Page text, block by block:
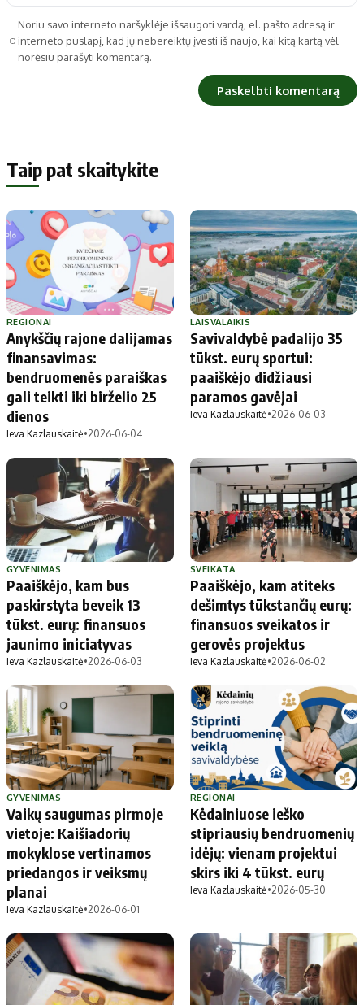
Noriu savo interneto naršyklėje išsaugoti vardą, el. pašto adresą ir
interneto puslapį, kad jų nebereiktų įvesti iš naujo, kai kitą kartą vėl
norėsiu parašyti komentarą.
Taip pat skaitykite
REGIONAI
Anykščių rajone dalijamas
finansavimas:
bendruomenės paraiškas
gali teikti iki birželio 25
dienos
Ieva Kazlauskaitė•2026-06-04
LAISVALAIKIS
Savivaldybė padalijo 35
tūkst. eurų sportui:
paaiškėjo didžiausi
paramos gavėjai
Ieva Kazlauskaitė•2026-06-03
GYVENIMAS
Paaiškėjo, kam bus
paskirstyta beveik 13
tūkst. eurų: finansuos
jaunimo iniciatyvas
Ieva Kazlauskaitė•2026-06-03
SVEIKATA
Paaiškėjo, kam atiteks
dešimtys tūkstančių eurų:
finansuos sveikatos ir
gerovės projektus
Ieva Kazlauskaitė•2026-06-02
GYVENIMAS
Vaikų saugumas pirmoje
vietoje: Kaišiadorių
mokyklose vertinamos
priedangos ir veiksmų
planai
Ieva Kazlauskaitė•2026-06-01
REGIONAI
Kėdainiuose ieško
stipriausių bendruomenių
idėjų: vienam projektui
skirs iki 4 tūkst. eurų
Ieva Kazlauskaitė•2026-05-30